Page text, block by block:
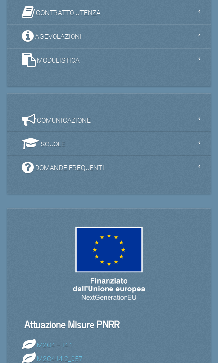
CONTRATTO UTENZA
AGEVOLAZIONI
MODULISTICA
COMUNICAZIONE
SCUOLE
DOMANDE FREQUENTI
Attuazione Misure PNRR
M2C4 – I4.1
M2C4-I4.2_057